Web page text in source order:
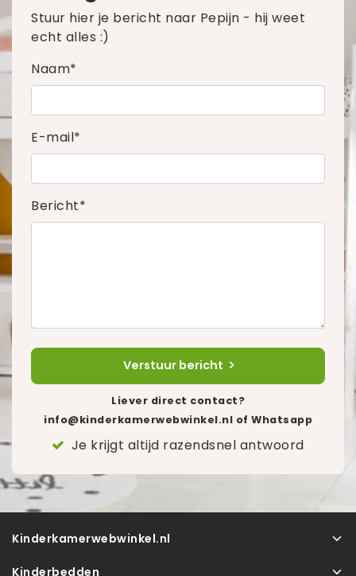
Stuur hier je bericht naar Pepijn - hij weet
echt alles :)
Naam*
E-mail*
Bericht*
Verstuur bericht
Liever direct contact?
info@kinderkamerwebwinkel.nl of Whatsapp
Je krijgt altijd razendsnel antwoord
Kinderkamerwebwinkel.nl
Kinderbedden